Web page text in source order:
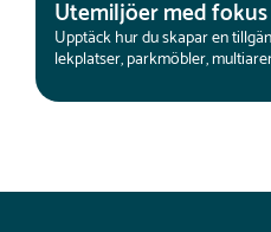
Utemiljöer med
Upptäck hur du skapar en
lekplatser, parkmöbler,